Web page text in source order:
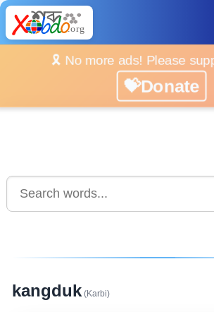
🎗️ No more ads! Please
💝Donate
kangduk(Karbi)